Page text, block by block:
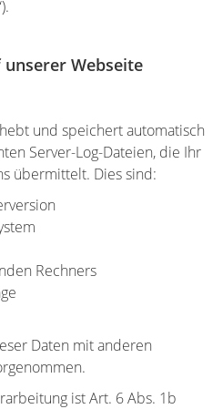
Webseite
und speichert automatisch
Server-Log-Dateien, die Ihr
übermittelt. Dies sind:
Rechners
Daten mit anderen
ist Art. 6 Abs. 1b